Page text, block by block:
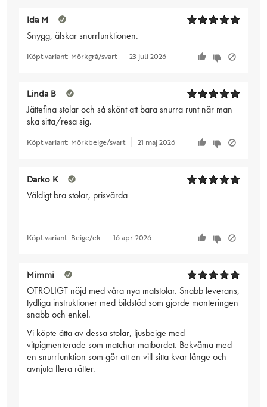
Ida M
Snygg, älskar snurrfunktionen.
Köpt variant: Mörkgrå/svart 23 juli 2026
Linda B
Jättefina stolar och så skönt att bara snurra runt när man
ska sitta/resa sig.
Köpt variant: Mörkbeige/svart 21 maj 2026
Darko K
Väldigt bra stolar, prisvärda
Köpt variant: Beige/ek 16 apr. 2026
Mimmi
OTROLIGT nöjd med våra nya matstolar. Snabb leverans,
tydliga instruktioner med bildstöd som gjorde monteringen
snabb och enkel.
Vi köpte åtta av dessa stolar, ljusbeige med
vitpigmenterade som matchar matbordet. Bekväma med
en snurrfunktion som gör att en vill sitta kvar länge och
avnjuta flera rätter.